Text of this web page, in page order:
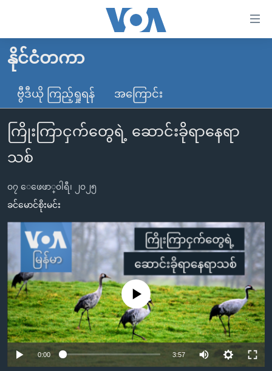
လွယ်ကူ
စေ
သည့်
Link
များ
ပင်မ
သို့
ကျော်
ကြည့်
ရန်
ပင်မ
အ
ညွန်း
စာမျက်နှာ
သို့
ကျော်
ကြည့်
မူလစာမျက်နှာ
မြန်မာ
ကမ္ဘာ့သတင်းများ
နိုင်ငံတကာ
အမေရိကန်
အစ္စရေး-ပါလက်စတိုင်း
ဗွီဒီယို
သတင်းလွတ်လပ်ခွင့်
အင်္ဂလိပ်စာလေ့လာမယ်
မကြေးမုံရဲ့ အင်္ဂလိပ်စာ
ရုပ်ရှင်ထဲက အင်္ဂလိပ်စာ
သုတပဒေသာ အင်္ဂလိပ်စာ
ရေဒီယို
ရေဒီယိုနှင့်ရုပ်သံ အချက်အလက်များ
ရေဒီယို/တီဗွီအစီအစဉ်
Learning English
ဗွီအိုအေ လူမှုကွန်ယက်များ
နိုင်ငံတကာ
ဗွီဒီယို ကြည့်ရှုရန် အကြောင်း
ကြိုးကြာငှက်တွေရဲ့ ဆောင်းခိုရာနေရာ
သစ်
၀၇ ေဖေဖာ္၀ါရီ၊ ၂၀၂၅
ခင်မောင်စိုးမင်း
No media source currently available
0:00 3:57 Auto